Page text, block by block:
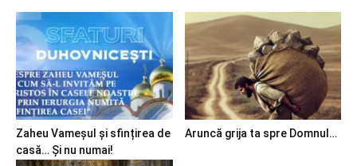
Zaheu Vameșul și sfințirea de
casă… Și nu numai!
Aruncă grija ta spre Domnul…